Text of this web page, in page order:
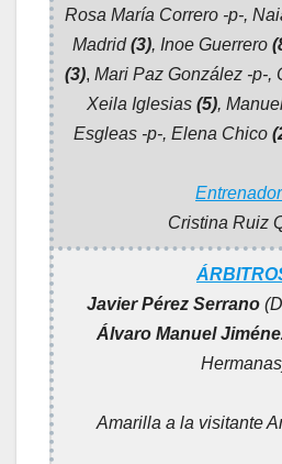
Rosa María Correro -p-,
Madrid(3), Inoe Guerrero
(3), Mari Paz González -p-,
Xeila Iglesias (5),
Esgleas -p-, Elena Chico
Cristina Ruiz
Javier Pérez Serrano
Álvaro Manuel
Amarilla a la visitante